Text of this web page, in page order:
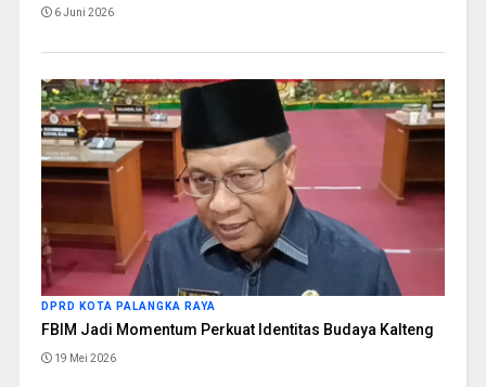
6 Juni 2026
DPRD KOTA PALANGKA RAYA
FBIM Jadi Momentum Perkuat Identitas Budaya Kalteng
19 Mei 2026